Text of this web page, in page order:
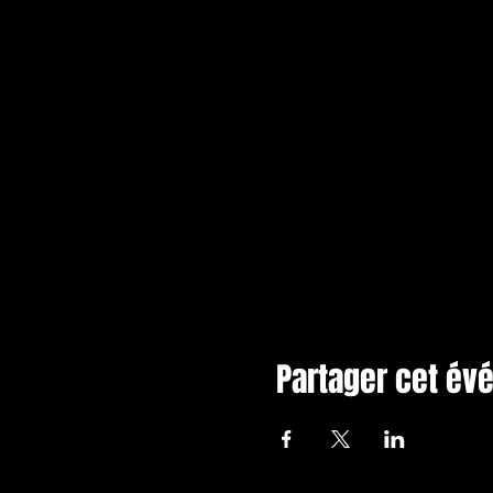
Partager cet